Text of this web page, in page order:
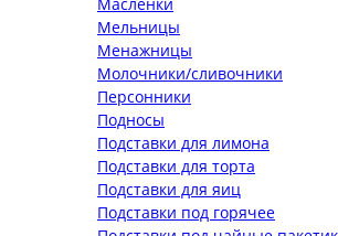
Мельницы
Менажницы
Молочники/сливочники
Персонники
Подносы
Подставки для лимона
Подставки для торта
Подставки для яиц
Подставки под горячее